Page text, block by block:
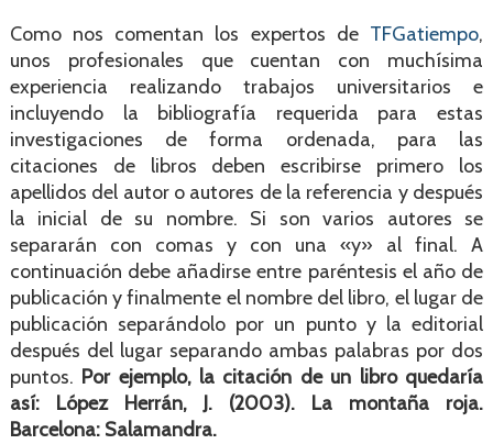
Como nos comentan los expertos de TFGatiempo,
unos profesionales que cuentan con muchísima
experiencia realizando trabajos universitarios e
incluyendo la bibliografía requerida para estas
investigaciones de forma ordenada, para las
citaciones de libros deben escribirse primero los
apellidos del autor o autores de la referencia y después
la inicial de su nombre. Si son varios autores se
separarán con comas y con una «y» al final. A
continuación debe añadirse entre paréntesis el año de
publicación y finalmente el nombre del libro, el lugar de
publicación separándolo por un punto y la editorial
después del lugar separando ambas palabras por dos
puntos. Por ejemplo, la citación de un libro quedaría
así: López Herrán, J. (2003). La montaña roja.
Barcelona: Salamandra.